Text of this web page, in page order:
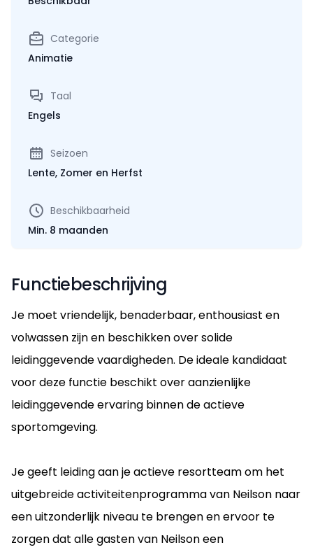
Categorie
Animatie
Taal
Engels
Seizoen
Lente, Zomer en Herfst
Beschikbaarheid
Min. 8 maanden
Functiebeschrijving
Je moet vriendelijk, benaderbaar, enthousiast en
volwassen zijn en beschikken over solide
leidinggevende vaardigheden. De ideale kandidaat
voor deze functie beschikt over aanzienlijke
leidinggevende ervaring binnen de actieve
sportomgeving.
Je geeft leiding aan je actieve resortteam om het
uitgebreide activiteitenprogramma van Neilson naar
een uitzonderlijk niveau te brengen en ervoor te
zorgen dat alle gasten van Neilson een